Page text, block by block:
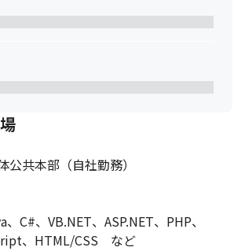
共本部（自社勤務）
、C#、VB.NET、ASP.NET、PHP、
、HTML/CSS　など